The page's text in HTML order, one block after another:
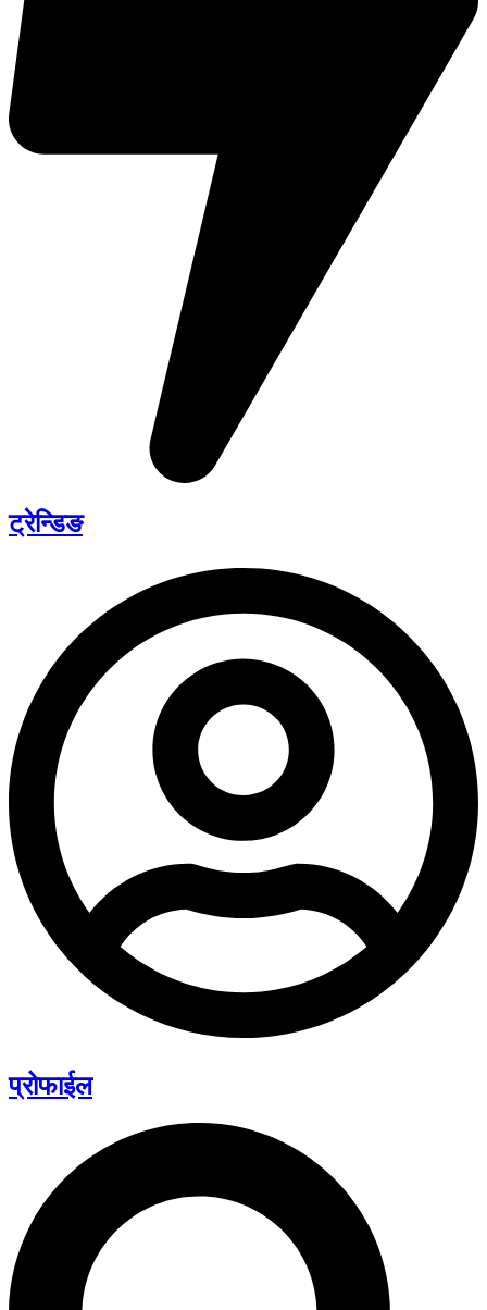
ट्रेन्डिङ
प्रोफाईल